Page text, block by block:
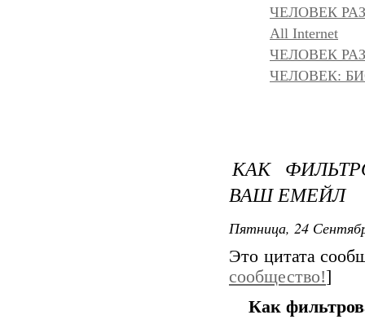
ЧЕЛОВЕК
All Internet
ЧЕЛОВЕК
ЧЕЛОВЕК:
КАК
ВАШ ЕМЕЙЛ
Пятница, 24
Это цитата
сообщество!]
Как